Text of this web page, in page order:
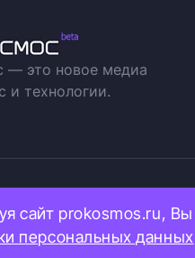
— это новое медиа
и технологии.
сайт prokosmos.ru,
персональных данных